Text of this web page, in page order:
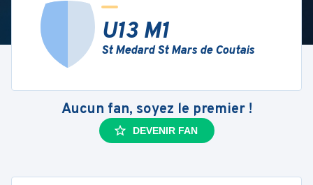
U13 M1
St Medard St Mars de Coutais
Aucun fan, soyez le premier !
DEVENIR FAN